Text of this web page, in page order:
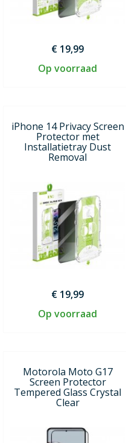
€ 19,99
Op voorraad
iPhone 14 Privacy Screen
Protector met
Installatietray Dust
Removal
€ 19,99
Op voorraad
Motorola Moto G17
Screen Protector
Tempered Glass Crystal
Clear